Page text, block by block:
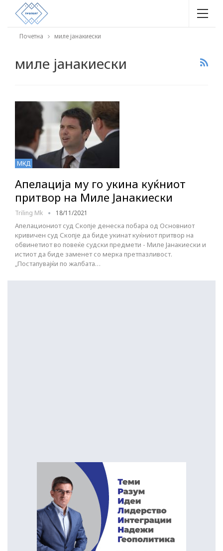
Почетна миле јанакиески
миле јанакиески
МКД
Апелација му го укина куќниот
притвор на Миле Јанакиески
Triling Mk 18/11/2021
Апелациониот суд Скопје денеска побара од Основниот
кривичен суд Скопје да биде укинат куќниот притвор на
обвинетиот во повеќе судски предмети - Миле Јанакиески и
истиот да биде заменет со мерка претпазливост.
„Постапувајќи по жалбата…